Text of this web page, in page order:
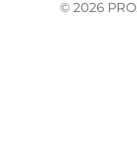
© 2026